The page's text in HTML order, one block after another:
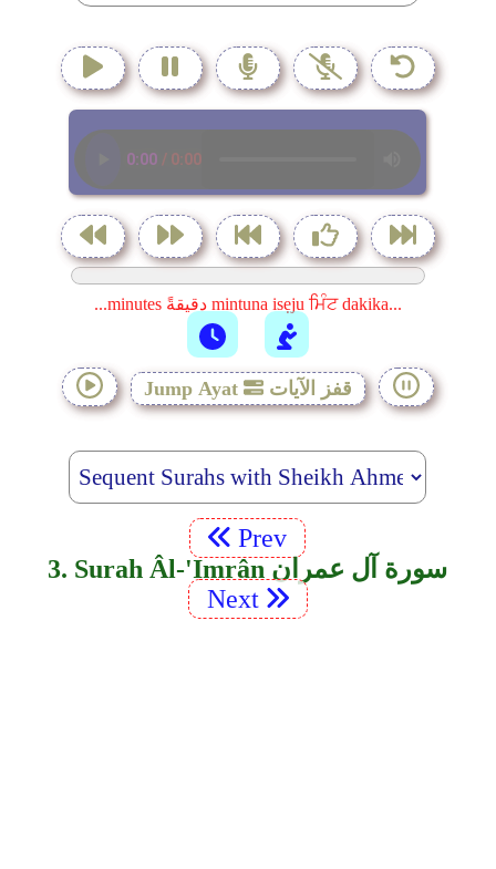
...minutes دقيقةً mintuna isẹju ਮਿੰਟ dakika...
Jump Ayat قفز الآيات
Prev
3. Surah Âl-'Imrân سورة آل عمران
Next